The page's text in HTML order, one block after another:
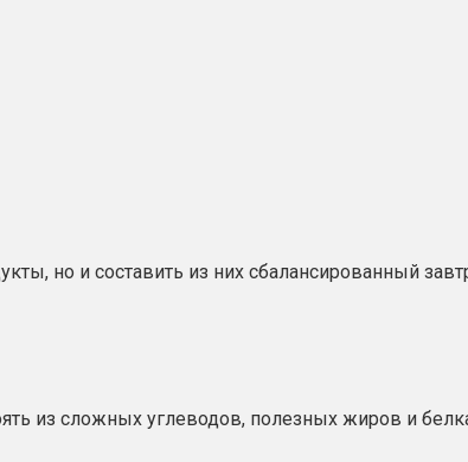
но и составить из них сбалансированный
из сложных углеводов, полезных жиров и